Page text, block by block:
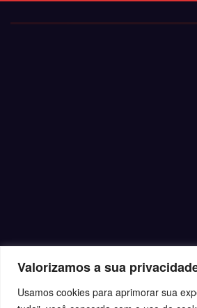
Valorizamos a sua
Usamos cookies para aprimorar sua